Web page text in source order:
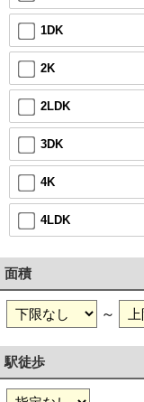
1DK
2K
2LDK
3DK
4K
4LDK
面積
～
駅徒歩